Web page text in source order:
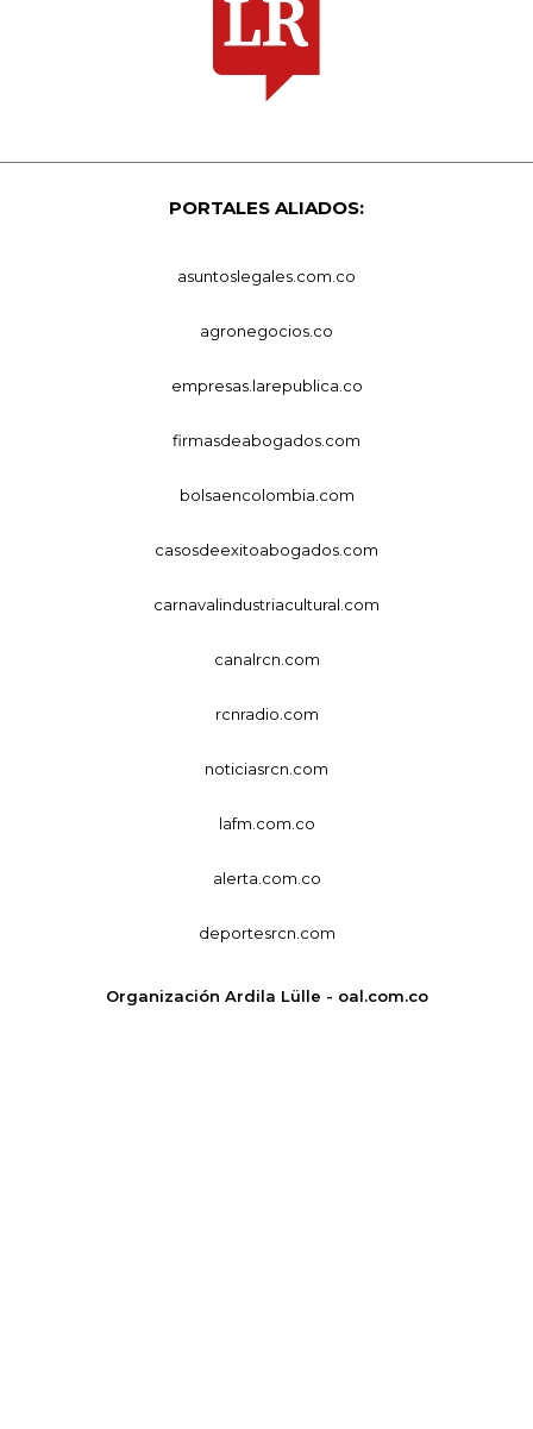
PORTALES ALIADOS:
asuntoslegales.com.co
agronegocios.co
empresas.larepublica.co
firmasdeabogados.com
bolsaencolombia.com
casosdeexitoabogados.com
carnavalindustriacultural.com
canalrcn.com
rcnradio.com
noticiasrcn.com
lafm.com.co
alerta.com.co
deportesrcn.com
Organización Ardila Lülle - oal.com.co